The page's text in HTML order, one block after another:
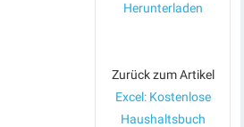
Herunterladen
Zurück zum Artikel
Excel: Kostenlose
Haushaltsbuch